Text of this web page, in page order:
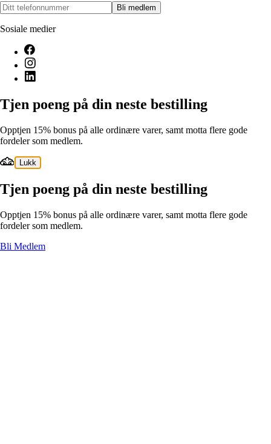
Bli medlem
Sosiale medier
Tjen poeng på din neste bestilling
Opptjen 15% bonus på alle ordinære varer, samt motta flere gode
fordeler som medlem.
Lukk
Tjen poeng på din neste bestilling
Opptjen 15% bonus på alle ordinære varer, samt motta flere gode
fordeler som medlem.
Bli Medlem